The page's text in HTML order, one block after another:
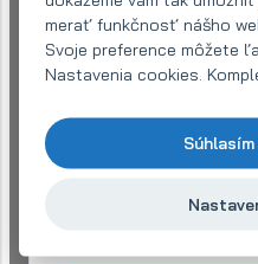
Váš dotaz*
merať funkčnosť nášho
Svoje preference môžete
Nastavenia cookies.